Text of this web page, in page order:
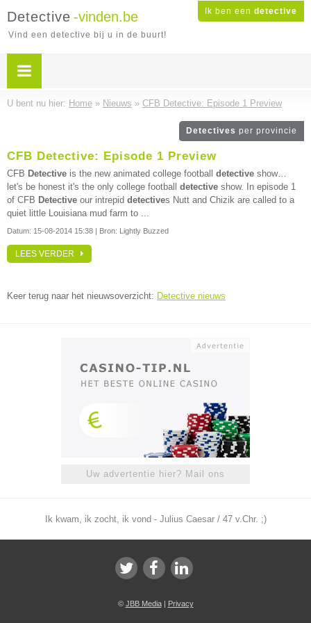
Ik ben een detective
Detective -vinden.be
Vind een detective bij u in de buurt!
U bent nu hier: Home » Nieuws » CFB Detective: Episode 1 Preview
Detectives per provincie
CFB Detective: Episode 1 Preview
CFB Detective is the new animated college football detective show…
let's be honest it's the only college football detective show. In episode 1
of CFB Detective our intrepid detectives Nutt and Chizik are called to a
quiet little Louisiana mud farm to ...
Datum: 15-08-2014 15:38 | Bron: Lightly Buzzed
LEES VERDER
Keer terug naar het nieuwsoverzicht: Detective nieuws
Uw advertentie hier? Mail ons
Ik kwam, ik zocht, ik vond - Julius Caesar / 47 v.Chr. ;)
© JBB Media| Privacy